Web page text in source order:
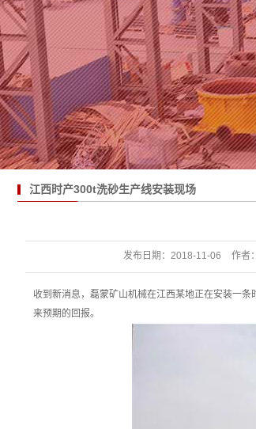
厂区展示 移动站系列
板框压滤机
皮带输送机
江西时产300t洗砂生产线安装现场
发布日期： 2018-11-06 作者：
收到新消息，磊蒙矿山机械在江西某地正在安装一
来预期的回报。